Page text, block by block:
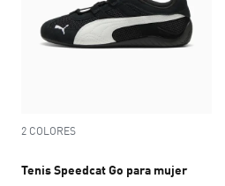
2 COLORES
Tenis Speedcat Go para mujer